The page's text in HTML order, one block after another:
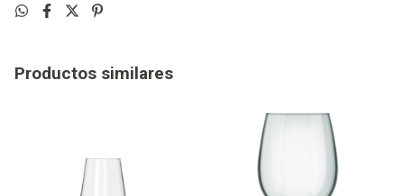
Productos similares